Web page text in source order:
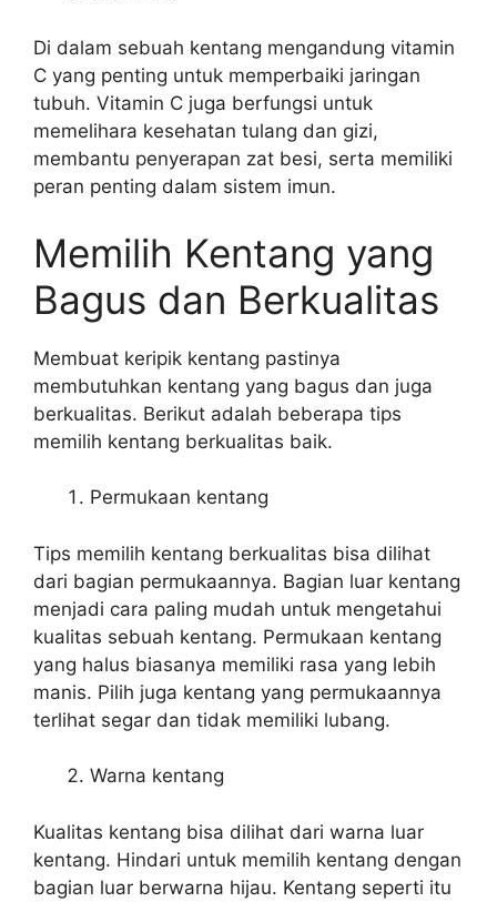
Di dalam sebuah kentang mengandung vitamin
C yang penting untuk memperbaiki jaringan
tubuh. Vitamin C juga berfungsi untuk
memelihara kesehatan tulang dan gizi,
membantu penyerapan zat besi, serta memiliki
peran penting dalam sistem imun.
Memilih Kentang yang
Bagus dan Berkualitas
Membuat keripik kentang pastinya
membutuhkan kentang yang bagus dan juga
berkualitas. Berikut adalah beberapa tips
memilih kentang berkualitas baik.
Permukaan kentang
Tips memilih kentang berkualitas bisa dilihat
dari bagian permukaannya. Bagian luar kentang
menjadi cara paling mudah untuk mengetahui
kualitas sebuah kentang. Permukaan kentang
yang halus biasanya memiliki rasa yang lebih
manis. Pilih juga kentang yang permukaannya
terlihat segar dan tidak memiliki lubang.
Warna kentang
Kualitas kentang bisa dilihat dari warna luar
kentang. Hindari untuk memilih kentang dengan
bagian luar berwarna hijau. Kentang seperti itu